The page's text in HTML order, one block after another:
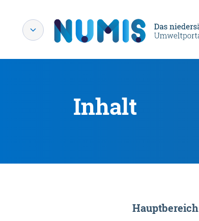
Inhalt
Hauptbereich